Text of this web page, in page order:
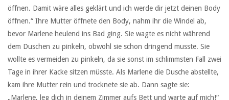
öffnen. Damit wäre alles geklärt und ich werde dir jetzt deinen Body
öffnen.“ Ihre Mutter öffnete den Body, nahm ihr die Windel ab,
bevor Marlene heulend ins Bad ging. Sie wagte es nicht während
dem Duschen zu pinkeln, obwohl sie schon dringend musste. Sie
wollte es vermeiden zu pinkeln, da sie sonst im schlimmsten Fall zwei
Tage in ihrer Kacke sitzen müsste. Als Marlene die Dusche abstellte,
kam ihre Mutter rein und trocknete sie ab. Dann sagte sie:
„Marlene, leg dich in deinem Zimmer aufs Bett und warte auf mich!“